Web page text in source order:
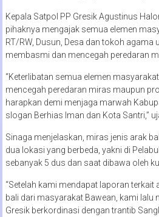
Kepala Satpol PP Gresik Agustinus
pihaknya mengajak semua elemen
RT/RW, Dusun, Desa dan tokoh agama
membasmi dan mencegah peredaran
“Keterlibatan semua elemen
mencegah peredaran miras maupun
harapkan demi menjaga marwah
slogan Berhias Iman dan Kota Santri,”
Sinaga menjelaskan, miras jenis arak
dua lokasi yang berbeda, yakni di
sebanyak 5 dus dan saat dibawa oleh
“Setelah kami mendapat laporan
bali dari masyarakat Bawean, kami lalu
Gresik berkordinasi dengan trantib